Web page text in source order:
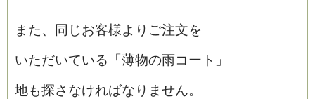
また、同じお客様よりご注文を
いただいている「薄物の雨コート」
地も探さなければなりません。